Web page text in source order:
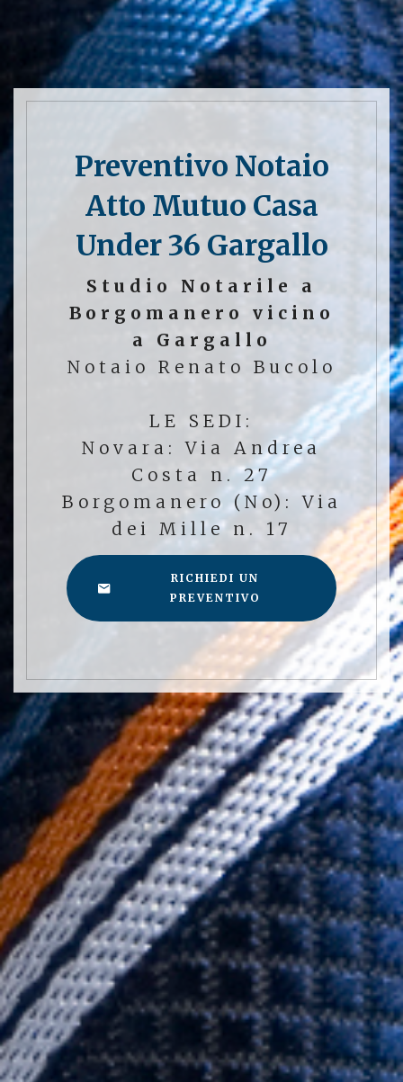
Preventivo Notaio
Atto Mutuo Casa
Under 36 Gargallo
Studio Notarile a
Borgomanero vicino
a Gargallo
Notaio Renato Bucolo
LE SEDI:
Novara: Via Andrea
Costa n. 27
Borgomanero (No): Via
dei Mille n. 17
RICHIEDI UN
PREVENTIVO